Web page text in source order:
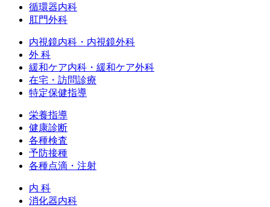
循環器内科
肛門外科
内視鏡内科・内視鏡外科
外 科
緩和ケア内科・緩和ケア外科
在宅・訪問診療
特定保健指導
栄養指導
健康診断
各種検査
予防接種
各種点滴・注射
内 科
消化器内科